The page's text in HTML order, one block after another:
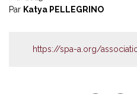
Par Katya PELLEGRINO
https://spa-a.org/